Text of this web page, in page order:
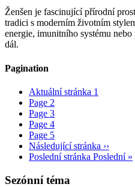
Ženšen je fascinující přírodní
tradici s moderním životním
energie, imunitního systému
dál.
Pagination
Aktuální stránka 1
Page 2
Page 3
Page 4
Page 5
Následující stránka ››
Poslední stránka Poslední »
Sezónní téma